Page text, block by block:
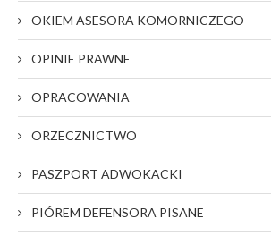
OKIEM ASESORA KOMORNICZEGO
OPINIE PRAWNE
OPRACOWANIA
ORZECZNICTWO
PASZPORT ADWOKACKI
PIÓREM DEFENSORA PISANE